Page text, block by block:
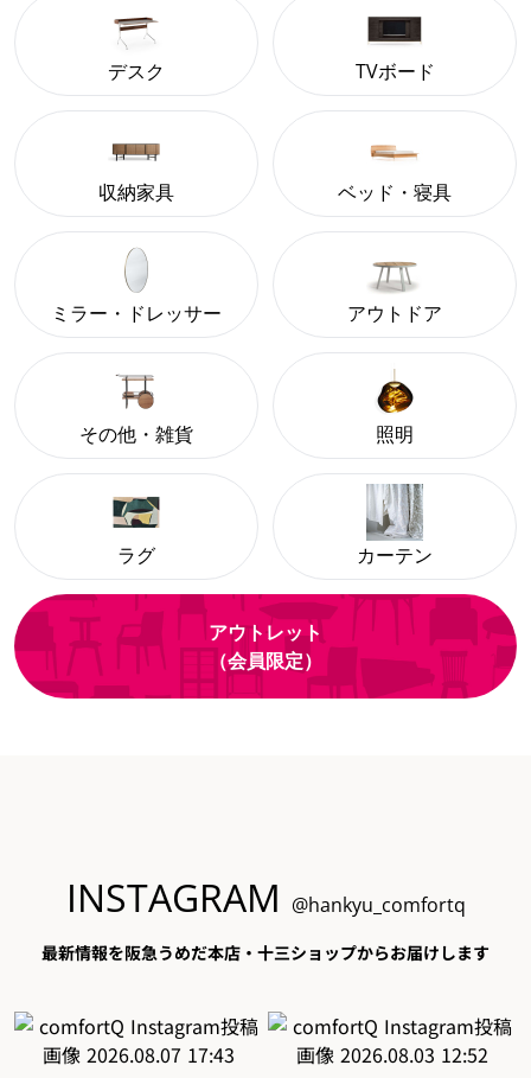
デスク TVボード
収納家具 ベッド・寝具
ミラー・ドレッサー アウトドア
その他・雑貨 照明
ラグ カーテン
アウトレット
（会員限定）
INSTAGRAM @hankyu_comfortq
最新情報を阪急うめだ本店・十三ショップからお届けします